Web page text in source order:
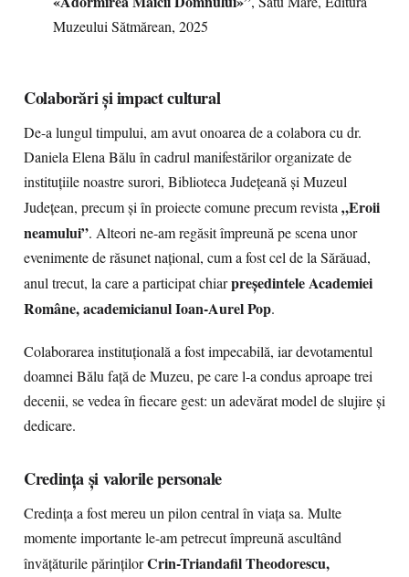
Muzeului Sătmărean, 2025
Colaborări și impact cultural
De-a lungul timpului, am avut onoarea de a colabora cu dr.
Daniela Elena Bălu în cadrul manifestărilor organizate de
instituțiile noastre surori, Biblioteca Județeană și Muzeul
Județean, precum și în proiecte comune precum revista„Eroii
neamului”. Alteori ne-am regăsit împreună pe scena unor
evenimente de răsunet național, cum a fost cel de la Sărăuad,
anul trecut, la care a participat chiarpreședintele Academiei
Române, academicianul Ioan-Aurel Pop.
Colaborarea instituțională a fost impecabilă, iar devotamentul
doamnei Bălu față de Muzeu, pe care l-a condus aproape trei
decenii, se vedea în fiecare gest: un adevărat model de slujire și
dedicare.
Credința și valorile personale
Credința a fost mereu un pilon central în viața sa. Multe
momente importante le-am petrecut împreună ascultând
învățăturile părințilorCrin-Triandafil Theodorescu,